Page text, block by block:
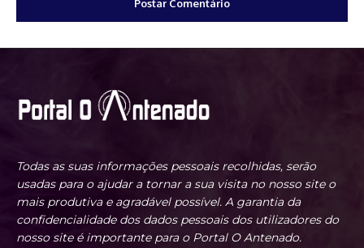
Todas as suas informações pessoais recolhidas, serão
usadas para o ajudar a tornar a sua visita no nosso site o
mais produtiva e agradável possível. A garantia da
confidencialidade dos dados pessoais dos utilizadores do
nosso site é importante para o Portal O Antenado.